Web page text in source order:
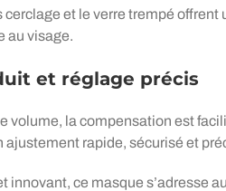
cerclage et le verre trempé
au visage.
et réglage précis
volume, la compensation est
ajustement rapide, sécurisé et
innovant, ce masque s’adresse